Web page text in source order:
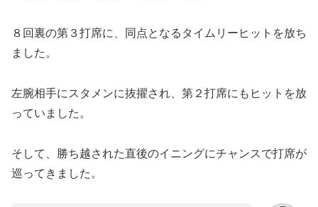
８回裏の第３打席に、同点となるタイムリーヒットを放ち
ました。
左腕相手にスタメンに抜擢され、第２打席にもヒットを放
っていました。
そして、勝ち越された直後のイニングにチャンスで打席が
巡ってきました。